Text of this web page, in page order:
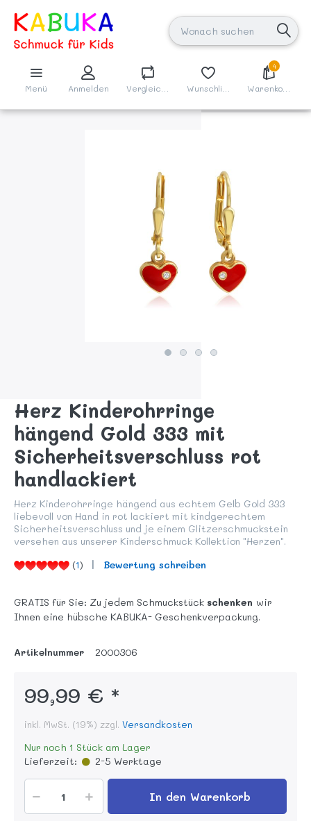
Menü Anmelden
4
Warenkorb
Herz Kinderohrringe
hängend Gold 333 mit
Sicherheitsverschluss rot
handlackiert
Herz Kinderohrringe hängend aus echtem Gelb Gold 333
liebevoll von Hand in rot lackiert mit kindgerechtem
Sicherheitsverschluss und je einem Glitzerschmuckstein
versehen aus unserer Kinderschmuck Kollektion "Herzen".
(1) Bewertung schreiben
GRATIS für Sie: Zu jedem Schmuckstück schenken wir
Ihnen eine hübsche KABUKA- Geschenkverpackung.
Artikelnummer 2000306
99,99 € *
inkl. MwSt. (19%) zzgl. Versandkosten
Nur noch 1 Stück am Lager
Lieferzeit:
2-5 Werktage
In den Warenkorb